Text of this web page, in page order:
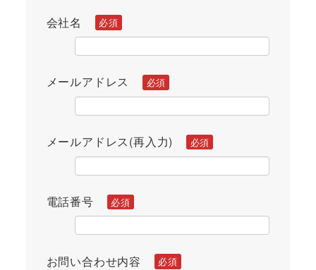
会社名
メールアドレス
メールアドレス(再入力)
電話番号
お問い合わせ内容